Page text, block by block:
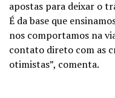
apostas para deixar o
É da base que
nos comportamos na
contato direto com as
otimistas”, comenta.